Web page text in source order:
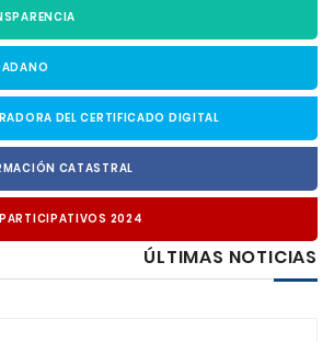
DEL CERTIFICADO DIGITAL
CATASTRAL
2024
ÚLTIMAS NOTICIAS